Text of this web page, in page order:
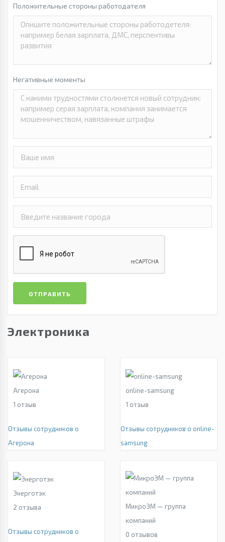
Положительные стороны работодателя
Негативные моменты
ОТПРАВИТЬ
Электроника
Агерона
1 отзыв
Отзывы сотрудников о
Агерона
online-samsung
1 отзыв
Отзывы сотрудников о online-
samsung
Энерготэк
2 отзыва
Отзывы сотрудников о
МикроЭМ — группа
компаний
0 отзывов